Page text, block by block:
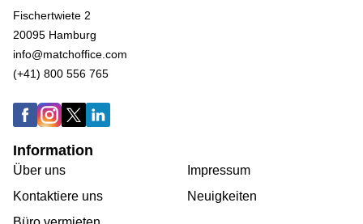
Fischertwiete 2
20095 Hamburg
info@matchoffice.com
(+41) 800 556 765
Information
Über uns
Kontaktiere uns
Impressum
Neuigkeiten